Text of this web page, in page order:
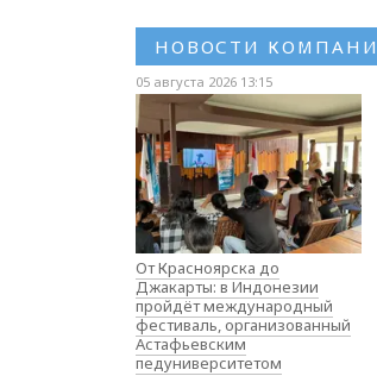
НОВОСТИ
05 августа 2026 13:15
От Красноярска до
Джакарты: в Индонезии
пройдёт международный
фестиваль, организованный
Астафьевским
педуниверситетом